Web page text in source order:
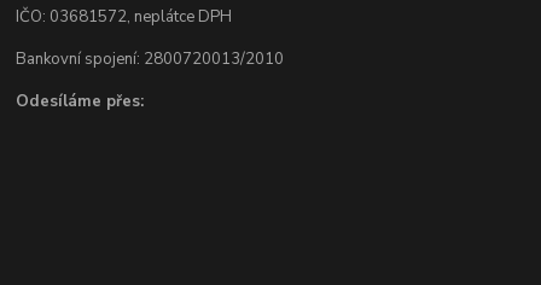
IČO: 03681572, neplátce DPH
Bankovní spojení: 2800720013/2010
Odesíláme přes: